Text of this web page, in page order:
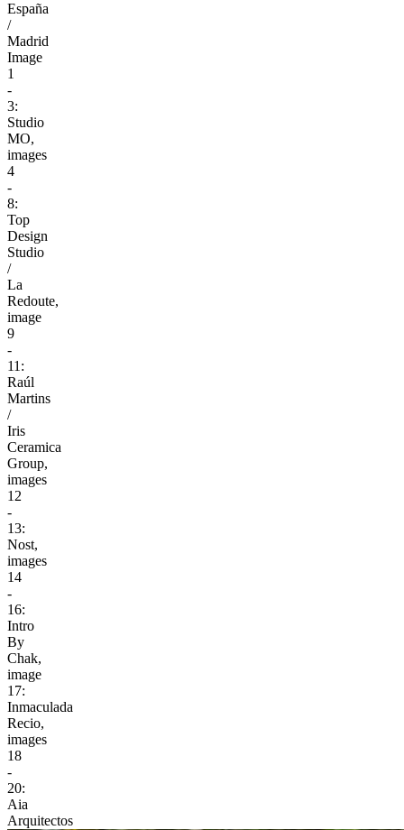
España
/
Madrid
Image
1
-
3:
Studio
MO,
images
4
-
8:
Top
Design
Studio
/
La
Redoute,
image
9
-
11:
Raúl
Martins
/
Iris
Ceramica
Group,
images
12
-
13:
Nost,
images
14
-
16:
Intro
By
Chak,
image
17:
Inmaculada
Recio,
images
18
-
20:
Aia
Arquitectos